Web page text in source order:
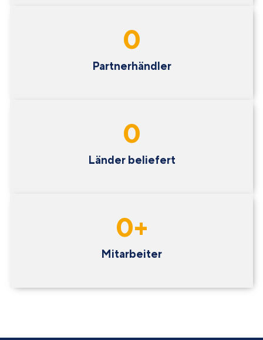
Partnerhändler
0
Länder beliefert
0
Mitarbeiter
0+